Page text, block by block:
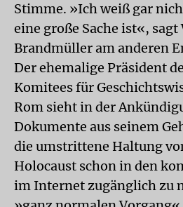
Stimme. »Ich weiß gar
eine große Sache ist«, sagt
Brandmüller am anderen
Der ehemalige Präsident
Komitees für
Rom sieht in der
Dokumente aus seinem
die umstrittene Haltung
Holocaust schon in den
im Internet zugänglich zu